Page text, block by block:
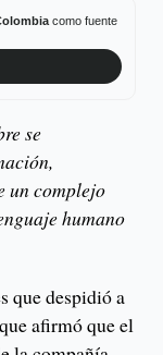
como fuente
se
un complejo
humano
que despidió a
afirmó que el